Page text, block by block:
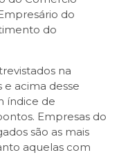
do
do
na
acima desse
índice de
Empresas do
são as mais
aquelas com